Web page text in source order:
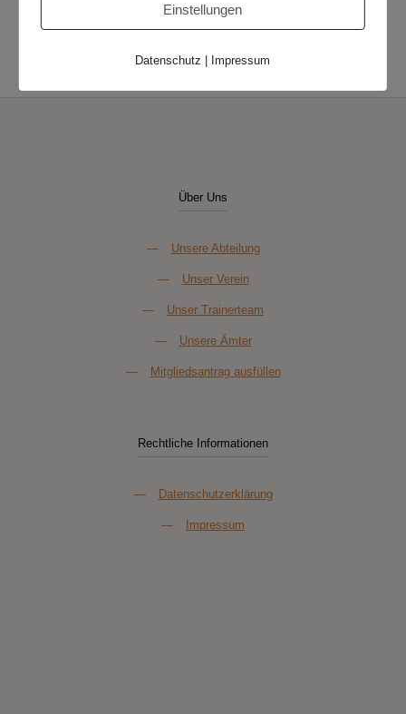
Orcas Oldenburg (SG) IV – 2.
4. Herren – Wilhelmshavener
SSV II
Über Uns
— Unsere Abteilung
— Unser Verein
— Unser Trainerteam
— Unsere Ämter
— Mitgliedsantrag ausfüllen
Rechtliche Informationen
— Datenschutzerklärung
— Impressum
Einstellungen
Datenschutz | Impressum